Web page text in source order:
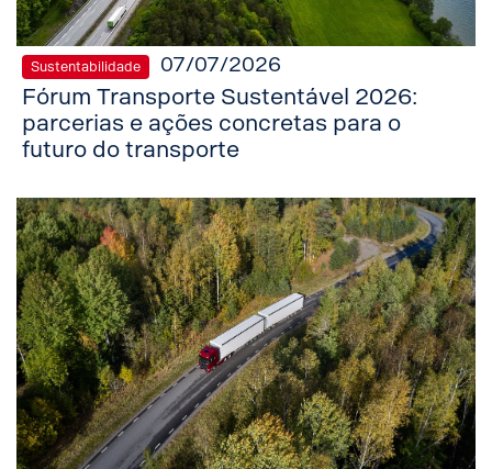
Sustentabilidade 07/07/2026
Fórum Transporte Sustentável 2026:
parcerias e ações concretas para o
futuro do transporte